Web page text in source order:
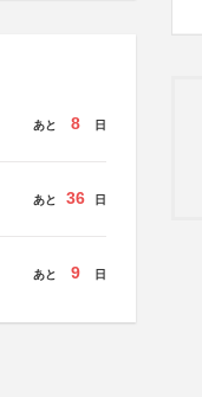
あと 8 日
あと 36 日
あと 9 日